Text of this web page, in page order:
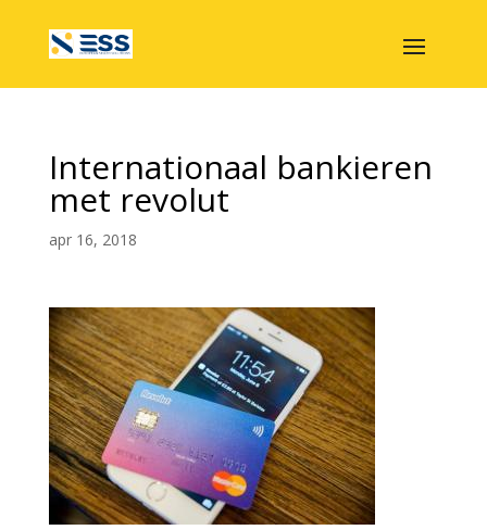
Internationaal bankieren
met revolut
apr 16, 2018